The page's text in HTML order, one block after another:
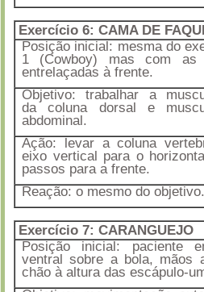
Exercício 6: CAMA DE
Posição inicial: mesma do
1 (Cowboy) mas com as
entrelaçadas à frente.
Objetivo: trabalhar a
da coluna dorsal e
abdominal.
Ação: levar a coluna
eixo vertical para o
passos para a frente.
Reação: o mesmo do objetivo.
Exercício 7: CARANGUEJO
Posição inicial: paciente
ventral sobre a bola, mãos
chão à altura das escápulo-